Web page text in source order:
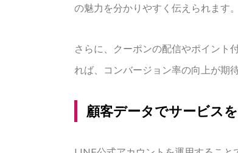
の魅力を分かりやすく伝えられます。
さらに、クーポンの配信やポイント
れば、コンバージョン率の向上が期
顧客データでサービス